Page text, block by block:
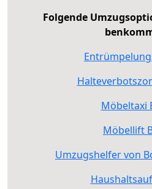
Folgende
Möbeltaxi
Möbellift
Umzugshelfer von